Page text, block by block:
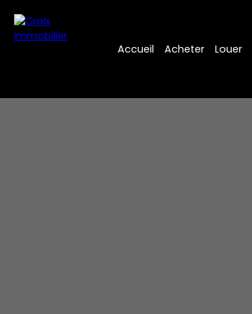
Accueil Acheter Louer